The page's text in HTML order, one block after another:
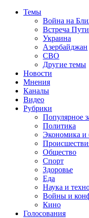
Темы
Война на
Встреча
Украина
Азербайджан
СВО
Другие темы
Новости
Мнения
Каналы
Видео
Рубрики
Популярное
Политика
Экономика и
Общество
Спорт
Здоровье
Еда
Наука и
Войны и
Кино
Голосования